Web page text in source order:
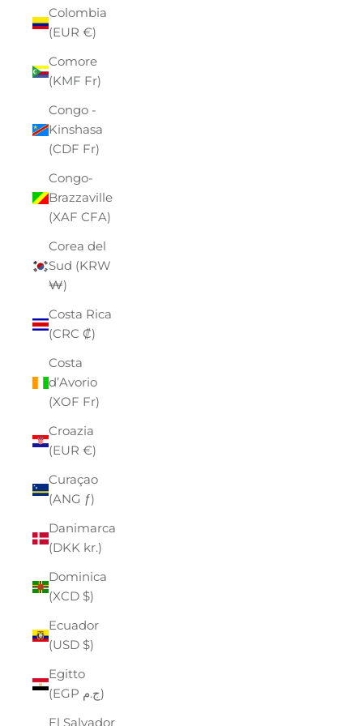
Colombia
(EUR €)
Comore
(KMF Fr)
Congo -
Kinshasa
(CDF Fr)
Congo-
Brazzaville
(XAF CFA)
Corea del
Sud (KRW
₩)
Costa Rica
(CRC ₡)
Costa
d’Avorio
(XOF Fr)
Croazia
(EUR €)
Curaçao
(ANG ƒ)
Danimarca
(DKK kr.)
Dominica
(XCD $)
Ecuador
(USD $)
Egitto
(EGP ج.م)
El Salvador